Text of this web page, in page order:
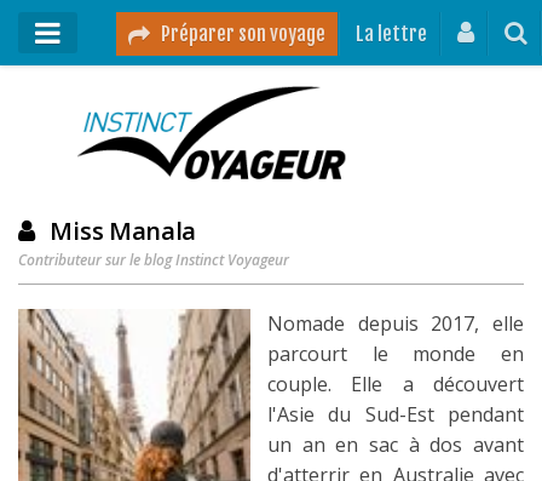
Préparer son voyage La lettre
Mon podcast
Destinations
Mes ressources pour voyager
Guides voyages
A propos
Contact
Mon journal de bord sur Instagram
Miss Manala
Contributeur sur le blog Instinct Voyageur
Nomade depuis 2017, elle
parcourt le monde en
couple. Elle a découvert
l'Asie du Sud-Est pendant
un an en sac à dos avant
d'atterrir en Australie avec